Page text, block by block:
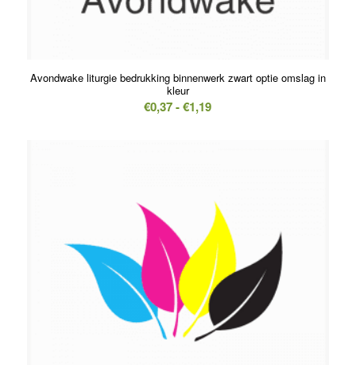
Avondwake liturgie bedrukking binnenwerk zwart optie omslag in
kleur
€0,37 - €1,19Prijsklasse: